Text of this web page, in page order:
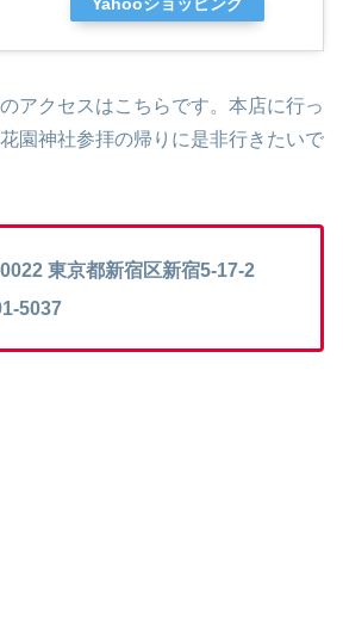
Yahooショッピング
アクセスはこちらです。本店に行っ
園神社参拝の帰りに是非行きたいで
東京都新宿区新宿5-17-2
5037